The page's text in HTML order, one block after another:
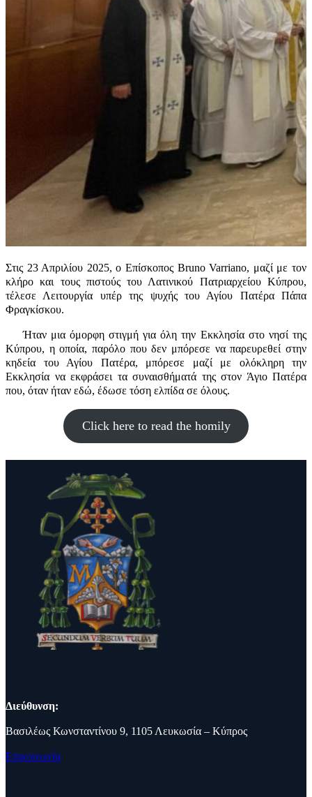
Στις 23 Απριλίου 2025, ο Επίσκοπος Bruno Varriano, μαζί με τον
κλήρο και τους πιστούς του Λατινικού Πατριαρχείου Κύπρου,
τέλεσε Λειτουργία υπέρ της ψυχής του Αγίου Πατέρα Πάπα
Φραγκίσκου.
Ήταν μια όμορφη στιγμή για όλη την Εκκλησία στο νησί της
Κύπρου, η οποία, παρόλο που δεν μπόρεσε να παρευρεθεί στην
κηδεία του Αγίου Πατέρα, μπόρεσε μαζί με ολόκληρη την
Εκκλησία να εκφράσει τα συναισθήματά της στον Άγιο Πατέρα
που, όταν ήταν εδώ, έδωσε τόση ελπίδα σε όλους.
Click here to read the homily
Διεύθυνση:
Βασιλέως Κωνσταντίνου 9, 1105 Λευκωσία – Κύπρος
Επικοινωνία